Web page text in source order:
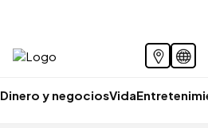
Dinero y negociosVida